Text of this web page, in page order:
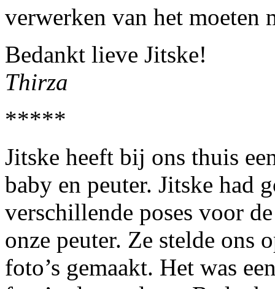
verwerken van het
Bedankt lieve Jitske!
Thirza
*****
Jitske heeft bij ons thuis
baby en peuter. Jitske had
verschillende poses voor
onze peuter. Ze stelde ons
foto’s gemaakt. Het was